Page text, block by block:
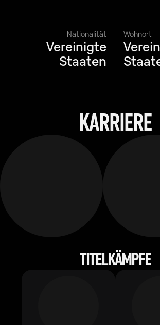
Nationalität
Vereinigte
Staaten
Wohnort
KARRIERE
TITELKÄMPFE